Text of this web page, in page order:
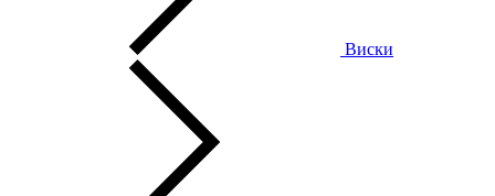
Виски